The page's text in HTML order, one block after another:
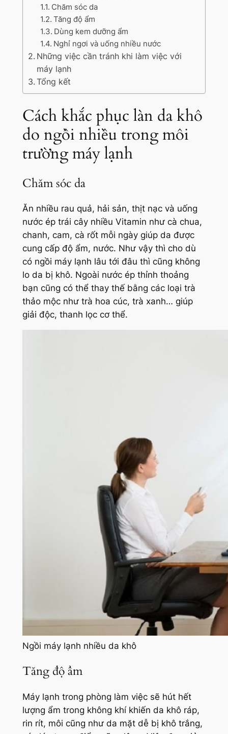
Chăm sóc da
Tăng độ ẩm
Dùng kem dưỡng ẩm
Nghỉ ngơi và uống nhiều nước
Những việc cần tránh khi làm việc với
máy lạnh
Tổng kết
Cách khắc phục làn da khô
do ngồi nhiều trong môi
trường máy lạnh
Chăm sóc da
Ăn nhiều rau quả, hải sản, thịt nạc và uống
nước ép trái cây nhiều Vitamin như cà chua,
chanh, cam, cà rốt mỗi ngày giúp da được
cung cấp độ ẩm, nước. Như vậy thì cho dù
có ngồi máy lạnh lâu tới đâu thì cũng không
lo da bị khô. Ngoài nước ép thỉnh thoảng
bạn cũng có thể thay thế bằng các loại trà
thảo mộc như trà hoa cúc, trà xanh… giúp
giải độc, thanh lọc cơ thể.
Ngồi máy lạnh nhiều da khô
Tăng độ ẩm
Máy lạnh trong phòng làm việc sẽ hút hết
lượng ẩm trong không khí khiến da khô ráp,
rin rít, môi cũng như da mặt dễ bị khô trắng,